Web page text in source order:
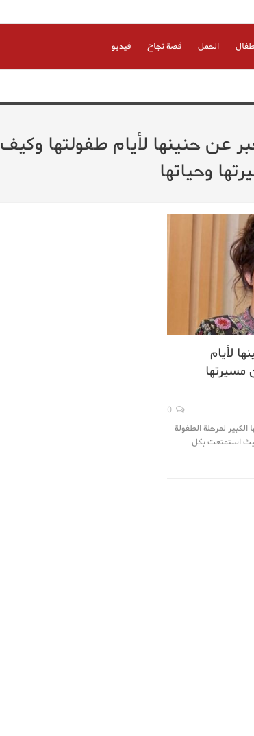
الحمل قصة نجاح فيديو
عن حنينها لأيام طفولتها وكيف
وحياتها
لأيام
لمرحلة الطفولة
استمتعت بكل